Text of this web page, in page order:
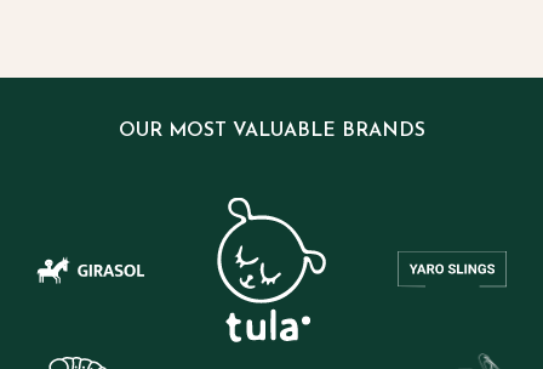
OUR MOST VALUABLE BRANDS